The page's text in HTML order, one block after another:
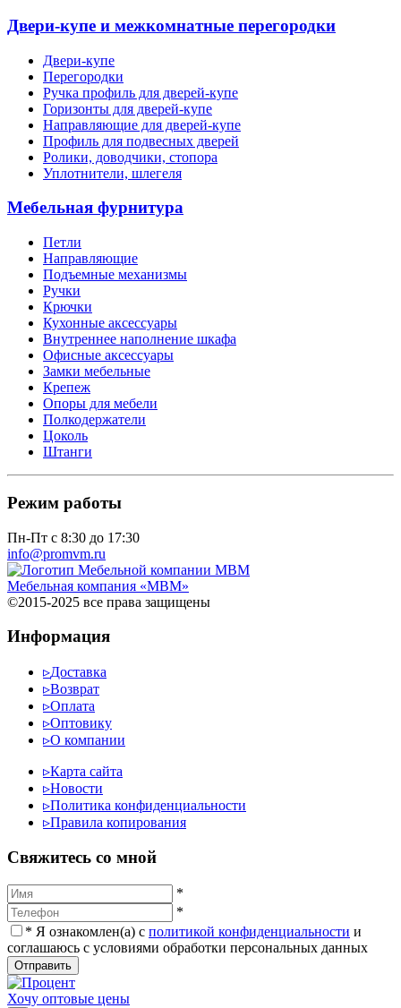
Двери-купе и межкомнатные перегородки
Двери-купе
Перегородки
Ручка профиль для дверей-купе
Горизонты для дверей-купе
Направляющие для дверей-купе
Профиль для подвесных дверей
Ролики, доводчики, стопора
Уплотнители, шлегеля
Мебельная фурнитура
Петли
Направляющие
Подъемные механизмы
Ручки
Крючки
Кухонные аксессуары
Внутреннее наполнение шкафа
Офисные аксессуары
Замки мебельные
Крепеж
Опоры для мебели
Полкодержатели
Цоколь
Штанги
Режим работы
Пн-Пт с 8:30 до 17:30
info@promvm.ru
Мебельная компания «МВМ»
©2015-2025 все права защищены
Информация
▹Доставка
▹Возврат
▹Оплата
▹Оптовику
▹О компании
▹Карта сайта
▹Новости
▹Политика конфиденциальности
▹Правила копирования
Cвяжитесь со мной
*
*
* Я ознакомлен(а) с политикой конфиденциальности и
соглашаюсь с условиями обработки персональных данных
Отправить
Хочу оптовые цены